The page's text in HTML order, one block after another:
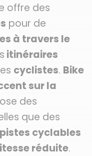
offre des
pour de
à travers le
itinéraires
cyclistes. Bike
sur la
des
que des
cyclables
réduite.